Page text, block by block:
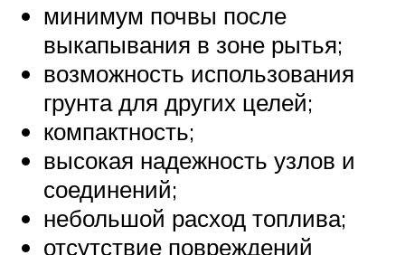
минимум почвы после
выкапывания в зоне рытья;
возможность использования
грунта для других целей;
компактность;
высокая надежность узлов и
соединений;
небольшой расход топлива;
отсутствие повреждений